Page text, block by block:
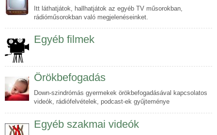
Itt láthatjátok, hallhatjátok az egyéb TV műsorokban,
rádióműsorokban való megjelenéseinket.
Egyéb filmek
Örökbefogadás
Down-szindrómás gyermekek örökbefogadásával kapcsolatos
videók, rádiófelvételek, podcast-ek gyűjteménye
Egyéb szakmai videók